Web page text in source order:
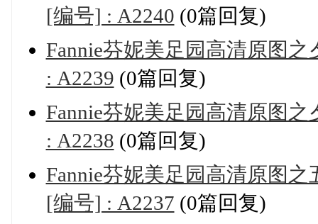
[编号] : A2240 (0篇回复)
Fannie芬妮美足园高清原图
: A2239 (0篇回复)
Fannie芬妮美足园高清原图
: A2238 (0篇回复)
Fannie芬妮美足园高清原图
[编号] : A2237 (0篇回复)